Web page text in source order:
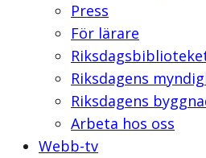
Press
För lärare
Riksdagens
Riksdagens
Arbeta hos oss
Webb-tv